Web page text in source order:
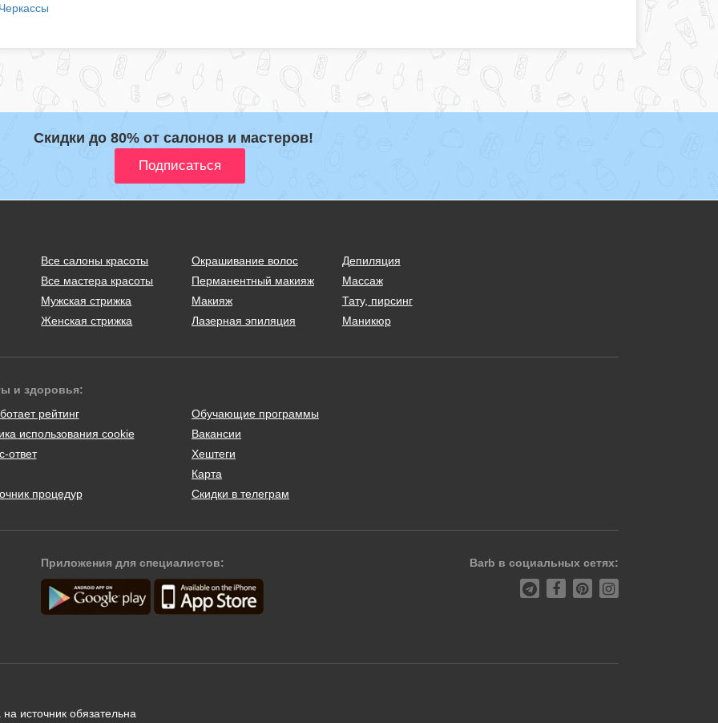
Скидки до 80% от салонов и мастеров!
Все салоны красоты
Все мастера красоты
Мужская стрижка
Женская стрижка
Окрашивание волос
Перманентный макияж
Макияж
Лазерная эпиляция
Депиляция
Массаж
Тату, пирсинг
Маникюр
и здоровья:
рейтинг
использования cookie
ответ
процедур
Обучающие программы
Вакансии
Хештеги
Карта
Скидки в телеграм
Приложения для специалистов: Barb в социальных сетях:
источник обязательна